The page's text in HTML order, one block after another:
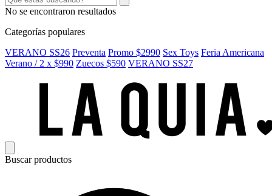
No se encontraron resultados
Categorías populares
VERANO SS26 Preventa Promo $2990 Sex Toys Feria Americana
Verano / 2 x $990 Zuecos $590 VERANO SS27
Buscar productos